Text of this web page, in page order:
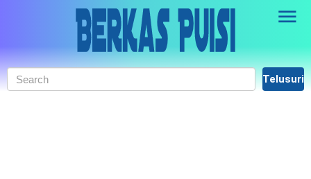
Skip to main content